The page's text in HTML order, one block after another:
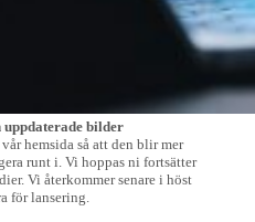
uppdaterade bilder
hemsida så att den blir mer
runt i. Vi hoppas ni fortsätter
Vi återkommer senare i höst
för lansering.